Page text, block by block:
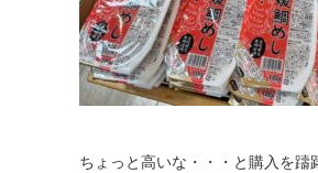
ちょっと高いな・・・と購入を